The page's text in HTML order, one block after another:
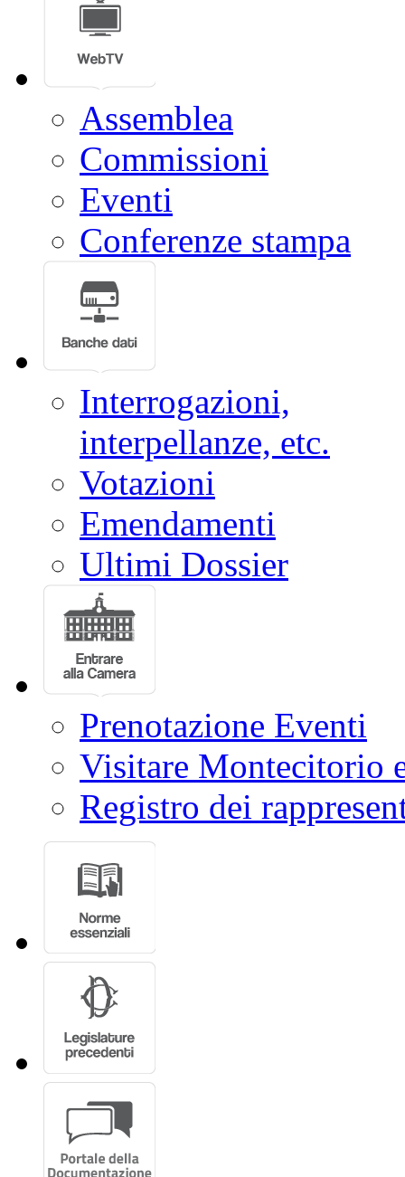
Assemblea
Commissioni
Eventi
Conferenze stampa
Interrogazioni,
interpellanze, etc.
Votazioni
Emendamenti
Ultimi Dossier
Prenotazione Eventi
Visitare Montecitorio
Registro dei